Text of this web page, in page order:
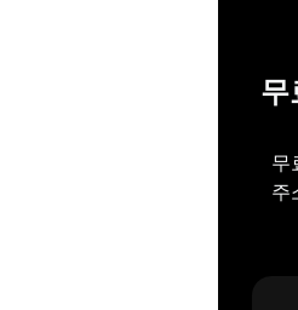
무
무
주